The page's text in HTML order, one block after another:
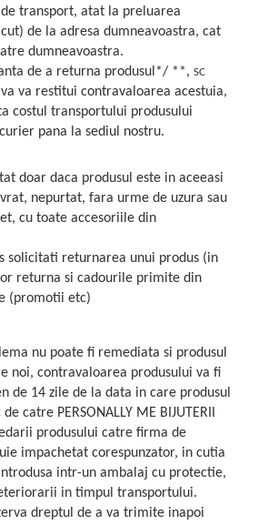
transport, atat la preluarea
de la adresa dumneavoastra, cat
dumneavoastra.
de a returna produsul*/ **, SC
va va restitui contravaloarea acestuia,
costul transportului produsului
pana la sediul nostru.
doar daca produsul este in aceeasi
nepurtat, fara urme de uzura sau
cu toate accesoriile din
solicitati returnarea unui produs (in
returna si cadourile primite din
(promotii etc)
nu poate fi remediata si produsul
noi, contravaloarea produsului va fi
de 14 zile de la data in care produsul
catre PERSONALLY ME BIJUTERII
produsului catre firma de
impachetat corespunzator, in cutia
intr-un ambalaj cu protectie,
in timpul transportului.
dreptul de a va trimite inapoi